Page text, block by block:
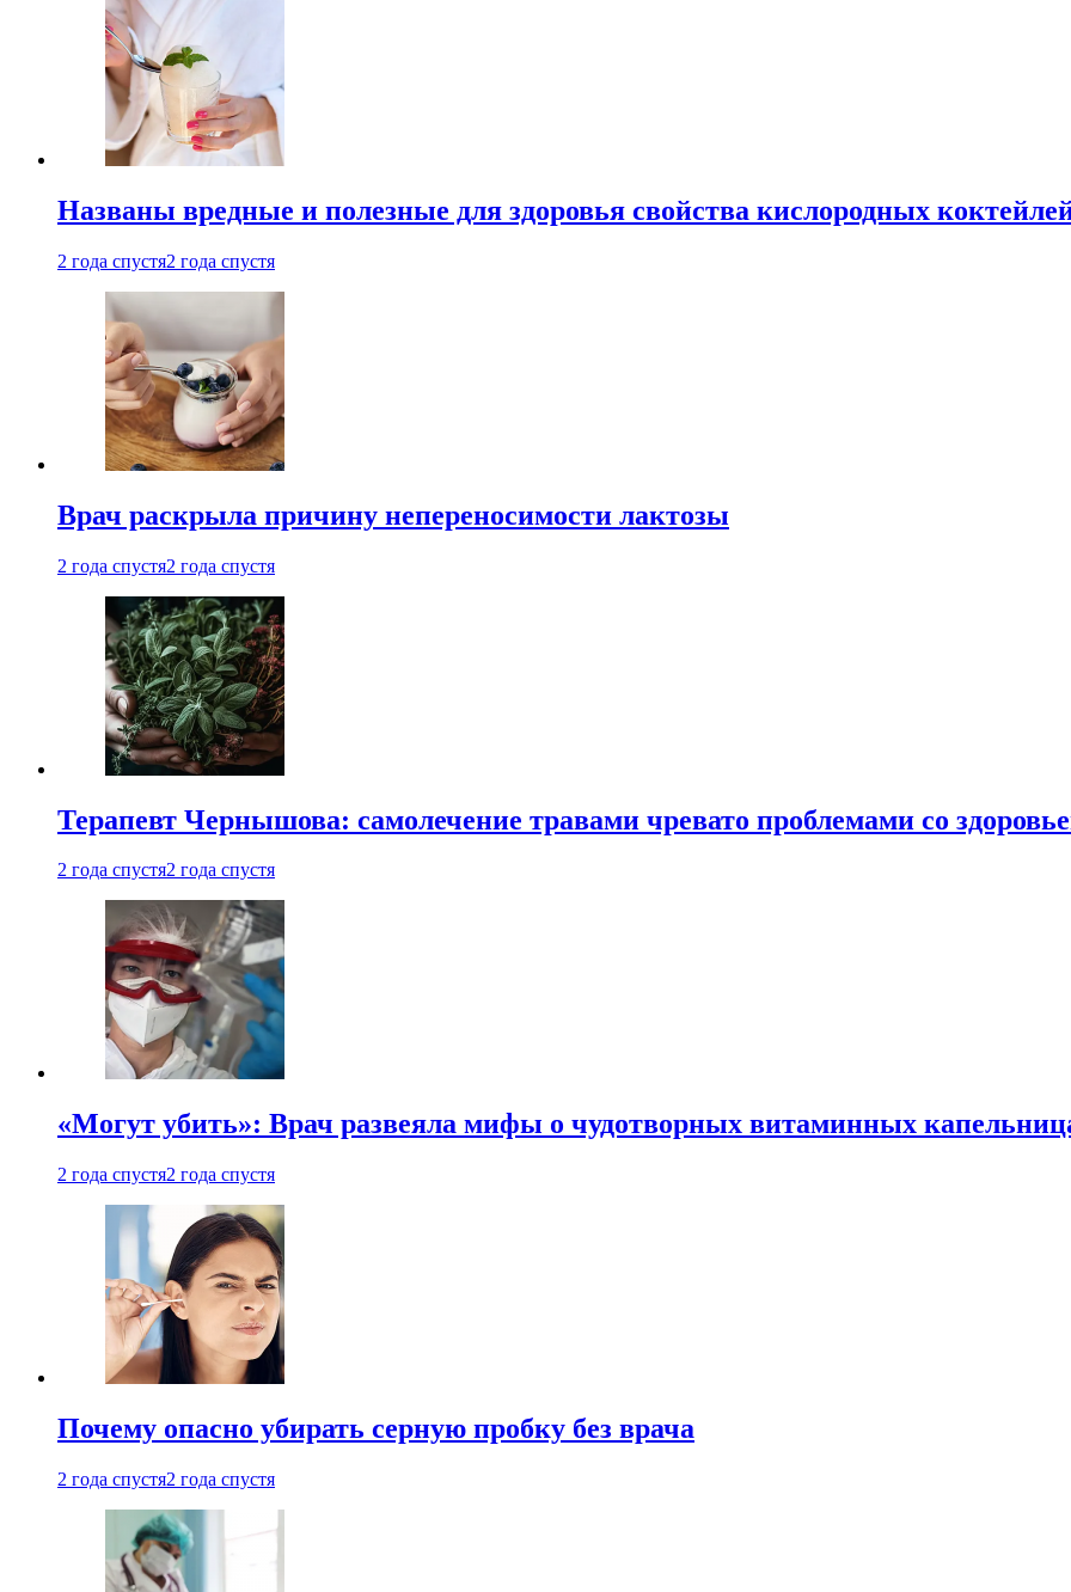
Названы вредные и полезные для здоровья свойства кислородных
2 года спустя2 года спустя
Врач раскрыла причину непереносимости лактозы
2 года спустя2 года спустя
Терапевт Чернышова: самолечение травами чревато проблемами со
2 года спустя2 года спустя
«Могут убить»: Врач развеяла мифы о чудотворных витаминных
2 года спустя2 года спустя
Почему опасно убирать серную пробку без врача
2 года спустя2 года спустя